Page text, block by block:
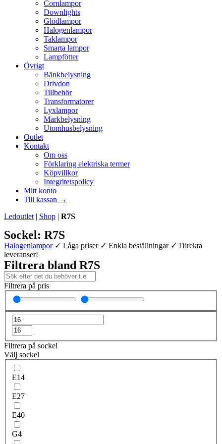
Cornlampor
Downlights
Glödlampor
Halogenlampor
Taklampor
Smarta lampor
Lampfötter
Övrigt
Bänkbelysning
Drivdon
Tillbehör
Transformatorer
Lyxlampor
Markbelysning
Utomhusbelysning
Outlet
Kontakt
Om oss
Förklaring elektriska termer
Köpvillkor
Integritetspolicy
Mitt konto
Till kassan →
Ledoutlet | Shop | R7S
Sockel: R7S
Halogenlampor✓ Låga priser ✓ Enkla beställningar ✓ Direkta
leveranser!
Filtrera bland R7S
Filtrera på pris
Filtrera på sockel
Välj sockel
E14
E27
E40
G4